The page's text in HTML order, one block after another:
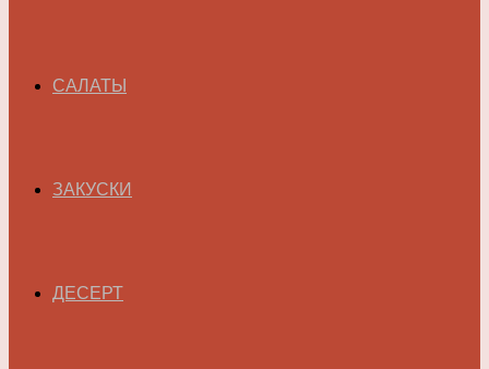
САЛАТЫ
ЗАКУСКИ
ДЕСЕРТ